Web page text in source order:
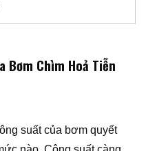
Bơm Chìm Hoả Tiễn
suất của bơm quyết